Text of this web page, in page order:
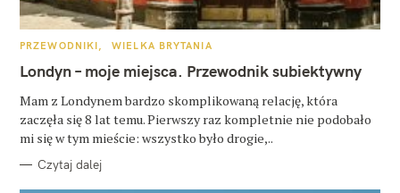
K
T
E
O
R
I
PRZEWODNIKI WIELKA BRYTANIA
Londyn – moje miejsca. Przewodnik subiektywny
Mam z Londynem bardzo skomplikowaną relację, która
zaczęła się 8 lat temu. Pierwszy raz kompletnie nie podobało
mi się w tym mieście: wszystko było drogie,..
Czytaj dalej